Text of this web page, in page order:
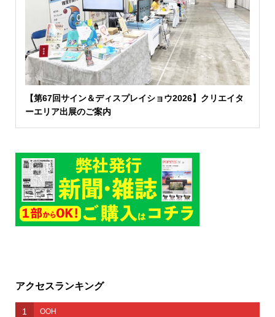
【第67回サイン＆ディスプレイショウ2026】クリエイタ
ーエリア出展のご案内
アクセスランキング
1 OOH